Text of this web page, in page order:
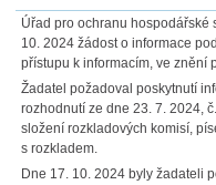
Úřad pro ochranu hospodářské
10. 2024 žádost o informace
přístupu k informacím, ve znění
Žadatel požadoval poskytnutí
rozhodnutí ze dne 23. 7. 2024,
složení rozkladových komisí,
s rozkladem.
Dne 17. 10. 2024 byly žadateli